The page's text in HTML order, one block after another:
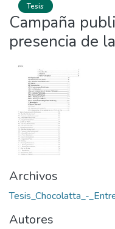
Tesis
Campaña
presencia de
Archivos
Tesis_Chocolatta_-
Autores